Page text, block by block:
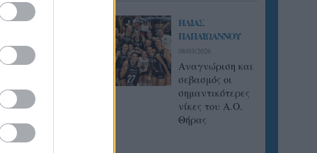
ΗΛΙΑΣ
ΠΑΠΑΪΩΑΝΝΟΥ
08/03/2026
Αναγνώριση και
σεβασμός οι
σημαντικότερες
νίκες του Α.Ο.
Θήρας